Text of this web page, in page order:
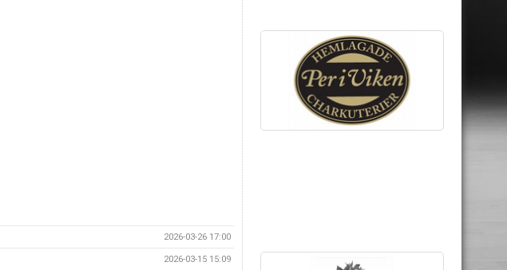
2026-03-26 17:00
2026-03-15 15:09